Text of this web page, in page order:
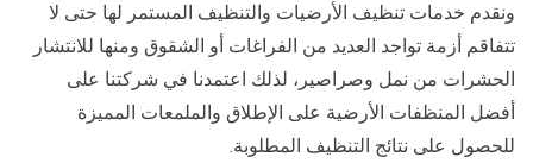
ونقدم خدمات تنظيف الأرضيات والتنظيف المستمر لها حتى لا
تتفاقم أزمة تواجد العديد من الفراغات أو الشقوق ومنها للانتشار
الحشرات من نمل وصراصير، لذلك اعتمدنا في شركتنا على
أفضل المنظفات الأرضية على الإطلاق والملمعات المميزة
للحصول على نتائج التنظيف المطلوبة.